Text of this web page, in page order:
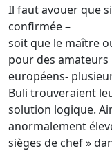
Il faut avouer que
confirmée –
soit que le maître
pour des amateurs
européens-
Buli trouveraient
solution logique.
anormalement
sièges de chef »